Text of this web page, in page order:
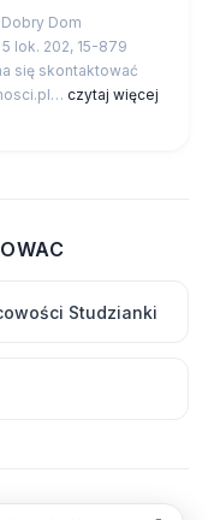
Dom
lok. 202, 15-879
się skontaktować
czytaj więcej
Studzianki